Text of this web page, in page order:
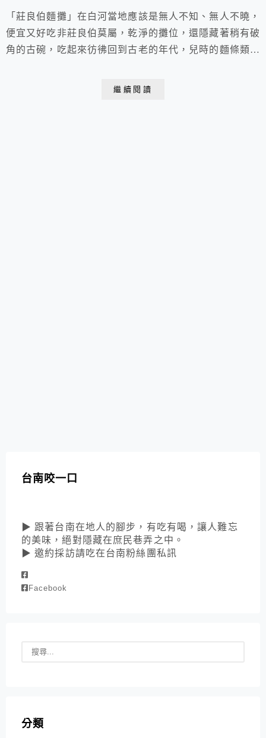
「莊良伯麵攤」在白河當地應該是無人不知、無人不曉，
便宜又好吃非莊良伯莫屬，乾淨的攤位，還隱藏著稍有破
角的古碗，吃起來彷彿回到古老的年代，兒時的麵條類味
繼續閱讀
台南咬一口
▶ 跟著台南在地人的腳步，有吃有喝，讓人難忘
的美味，絕對隱藏在庶民巷弄之中。
▶ 邀約採訪請吃在台南粉絲團私訊
Facebook
分類